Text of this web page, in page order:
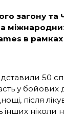
загону та
в
50
у
після
ніколи